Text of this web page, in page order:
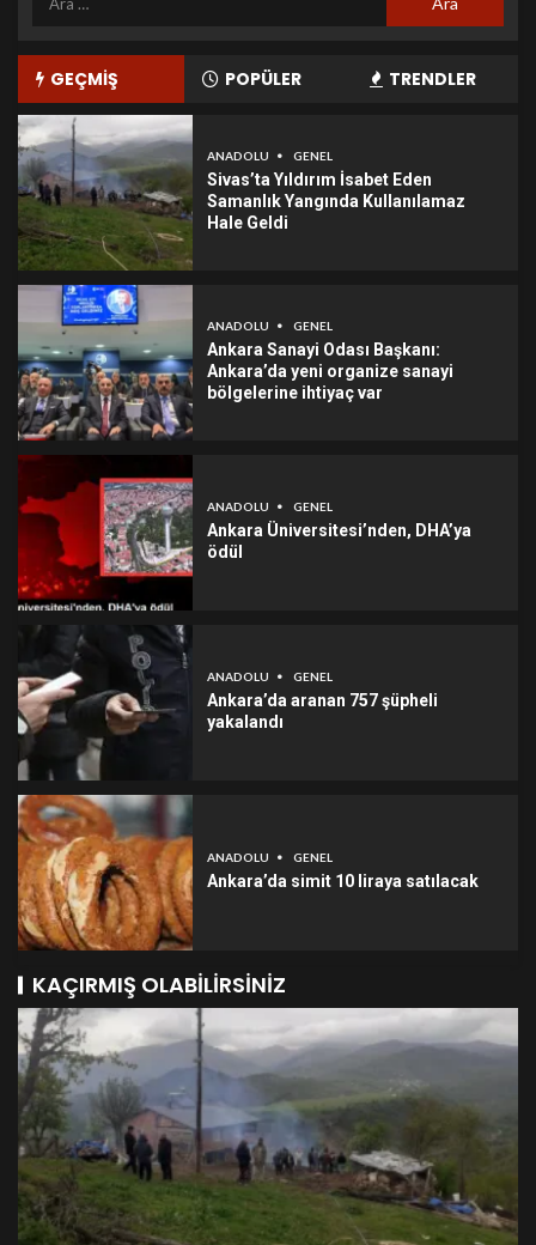
GEÇMİŞ POPÜLER TRENDLER
ANADOLU GENEL
Sivas’ta Yıldırım İsabet Eden
Samanlık Yangında Kullanılamaz
Hale Geldi
ANADOLU GENEL
Ankara Sanayi Odası Başkanı:
Ankara’da yeni organize sanayi
bölgelerine ihtiyaç var
ANADOLU GENEL
Ankara Üniversitesi’nden, DHA’ya
ödül
ANADOLU GENEL
Ankara’da aranan 757 şüpheli
yakalandı
ANADOLU GENEL
Ankara’da simit 10 liraya satılacak
KAÇIRMIŞ OLABILIRSINIZ